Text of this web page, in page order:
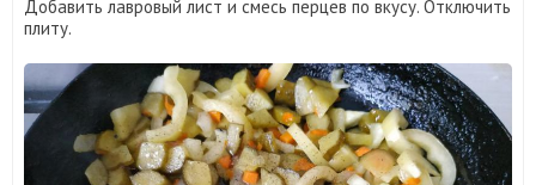
Добавить лавровый лист и смесь перцев по вкусу. Отключить
плиту.